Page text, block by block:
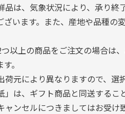
品は、気象状況により、承り終
ざいます。また、産地や品種の
以上の商品をご注文の場合は
。
元により異なりますので、選
」は、ギフト商品と同送するこ
ャンセルにつきましてはお受け